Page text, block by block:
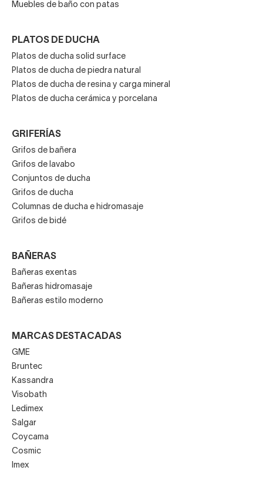
Muebles de baño con patas
PLATOS DE DUCHA
Platos de ducha solid surface
Platos de ducha de piedra natural
Platos de ducha de resina y carga mineral
Platos de ducha cerámica y porcelana
GRIFERÍAS
Grifos de bañera
Grifos de lavabo
Conjuntos de ducha
Grifos de ducha
Columnas de ducha e hidromasaje
Grifos de bidé
BAÑERAS
Bañeras exentas
Bañeras hidromasaje
Bañeras estilo moderno
MARCAS DESTACADAS
GME
Bruntec
Kassandra
Visobath
Ledimex
Salgar
Coycama
Cosmic
Imex